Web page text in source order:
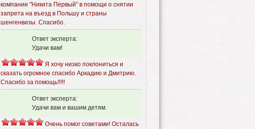
компании "Никита Первый" в помощи о снятии
запрета на въезд в Польшу и страны
шенгенвизы. Спасибо.
Ответ эксперта:
Удачи вам!
Я хочу низко поклониться и
сказать огромное спасибо Аркадию и Дмитрию.
Спасибо за помощь!!!!!
Ответ эксперта:
Удачи вам и вашим детям.
Очень помог советами! Осталась